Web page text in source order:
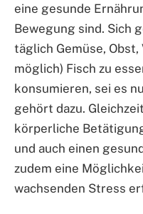
eine gesunde
Bewegung sind. Sich
täglich Gemüse,
möglich) Fisch zu
konsumieren, sei es
gehört dazu.
körperliche
und auch einen
zudem eine
wachsenden Stress